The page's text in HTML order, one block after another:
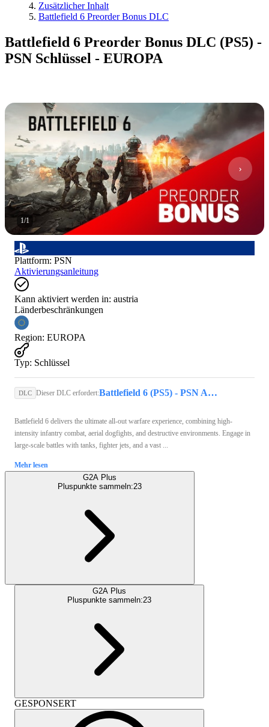
Zusätzlicher Inhalt
Battlefield 6 Preorder Bonus DLC
Battlefield 6 Preorder Bonus DLC (PS5) -
PSN Schlüssel - EUROPA
1/1
Plattform: PSN
Aktivierungsanleitung
Kann aktiviert werden in: austria
Länderbeschränkungen
Region: EUROPA
Typ: Schlüssel
DLC Dieser DLC erfordert: Battlefield 6 (PS5) - PSN Account - GLOBAL
Battlefield 6 delivers the ultimate all-out warfare experience, combining high-
intensity infantry combat, aerial dogfights, and destructive environments. Engage in
large-scale battles with tanks, fighter jets, and a vast ...
Mehr lesen
G2A Plus
Pluspunkte sammeln:23
G2A Plus
Pluspunkte sammeln:23
GESPONSERT